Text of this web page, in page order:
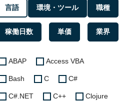
言語 環境・ツール 職種
稼働日数 単価 業界
ABAP Access VBA
Bash C C#
C#.NET C++ Clojure